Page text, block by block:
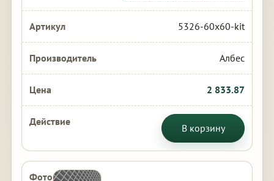
5326-60x60-kit
Албес
2 833.87
В корзину